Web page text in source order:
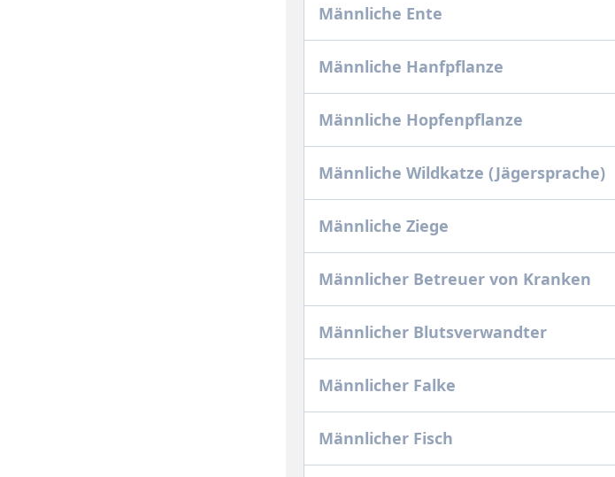
Männliche Ente
Männliche Hanfpflanze
Männliche Hopfenpflanze
Männliche Wildkatze (Jägersprache)
Männliche Ziege
Männlicher Betreuer von Kranken
Männlicher Blutsverwandter
Männlicher Falke
Männlicher Fisch